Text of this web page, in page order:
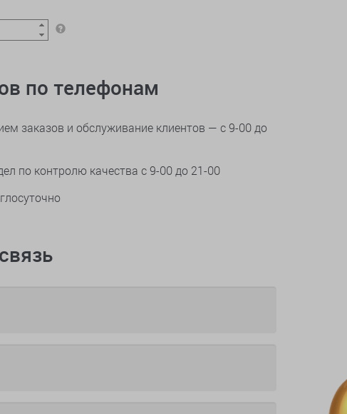
по телефонам
заказов и обслуживание клиентов — с 9-00 до
по контролю качества с 9-00 до 21-00